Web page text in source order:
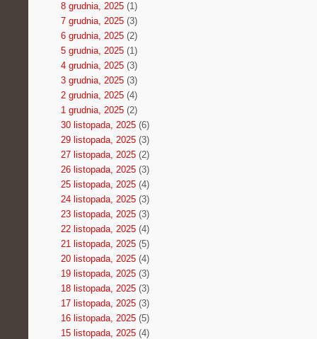
8 grudnia, 2025(1)
7 grudnia, 2025(3)
6 grudnia, 2025(2)
5 grudnia, 2025(1)
4 grudnia, 2025(3)
3 grudnia, 2025(3)
2 grudnia, 2025(4)
1 grudnia, 2025(2)
30 listopada, 2025(6)
29 listopada, 2025(3)
27 listopada, 2025(2)
26 listopada, 2025(3)
25 listopada, 2025(4)
24 listopada, 2025(3)
23 listopada, 2025(3)
22 listopada, 2025(4)
21 listopada, 2025(5)
20 listopada, 2025(4)
19 listopada, 2025(3)
18 listopada, 2025(3)
17 listopada, 2025(3)
16 listopada, 2025(5)
15 listopada, 2025(4)